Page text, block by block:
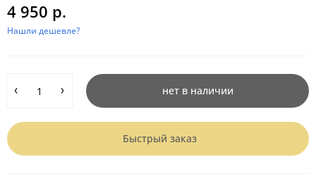
4 950 р.
Нашли дешевле?
нет в наличии
Быстрый заказ